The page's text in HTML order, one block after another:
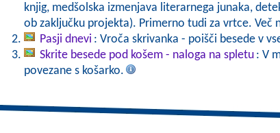
knjig, medšolska izmenjava literarnega junaka,
ob zaključku projekta). Primerno tudi za vrtce. Več
Pasji dnevi : Vroča skrivanka - poišči besede v
Skrite besede pod košem - naloga na spletu : V
povezane s košarko.